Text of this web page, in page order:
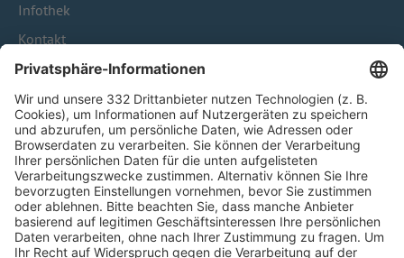
Infothek
Kontakt
HÄUFIG BESUCHTE SEITEN
Pässe und Vereinswechsel
Trainerausbildung
Schulungsangebot Vereinsmitarbeiter
BFV-Geschäftsstellen
Trainerbörse